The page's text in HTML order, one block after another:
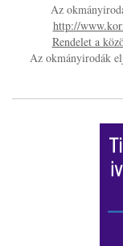
Az
http://
Rendelet a
Az okmányirodák